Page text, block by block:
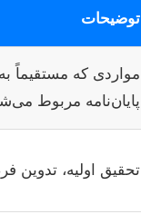
توضیحات
مواردی که مستقیماً
پایان‌نامه مربوط
تحقیق اولیه، تدوین